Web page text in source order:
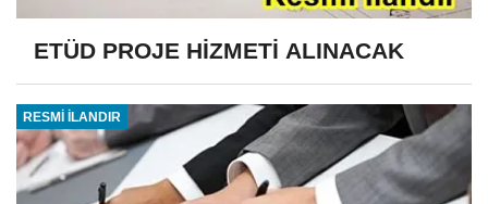
ETÜD PROJE HİZMETİ ALINACAK
RESMİ İLANDIR